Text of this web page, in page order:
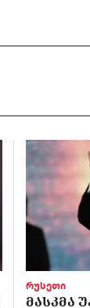
რუსეთი
ᲛᲐᲡᲙᲛᲐ